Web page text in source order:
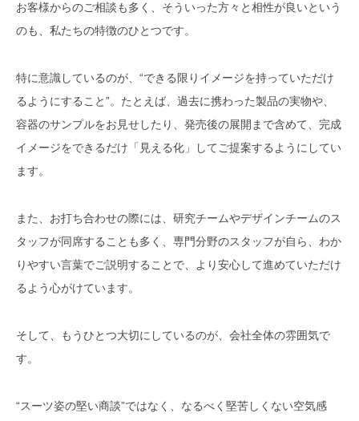
お客様からのご相談も多く、そういった方々と相性が良いという
のも、私たちの特徴のひとつです。
特に意識しているのが、“できる限りイメージを持っていただけ
るようにすること”。たとえば、過去に携わった製品の実物や、
容器のサンプルをお見せしたり、発売後の展開まで含めて、完成
イメージをできるだけ「見える化」してご提案するようにしてい
ます。
また、お打ち合わせの際には、研究チームやデザインチームのス
タッフが同席することも多く、専門分野のスタッフが自ら、わか
りやすい言葉でご説明することで、より安心して進めていただけ
るよう心がけています。
そして、もうひとつ大切にしているのが、会社全体の雰囲気で
す。
“スーツ姿の堅い商談”ではなく、なるべく堅苦しくない空気感